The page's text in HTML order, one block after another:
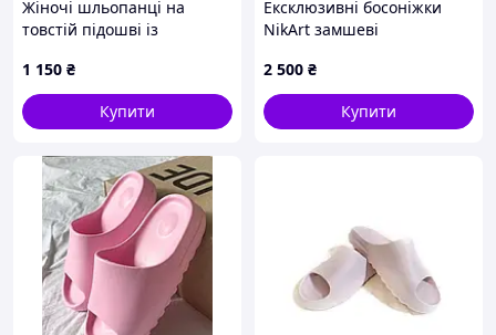
Жіночі шльопанці на
товстій підошві із
1 150 ₴
Купити
Ексклюзивні босоніжки
NikArt замшеві
2 500 ₴
Купити